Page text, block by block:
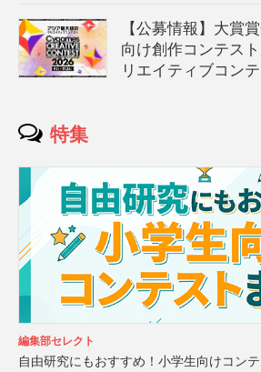
【公募情報】大賞
向け創作コンテス
リエイティブコン
特集
編集部セレクト
自由研究にもおすすめ！小学生向けコン